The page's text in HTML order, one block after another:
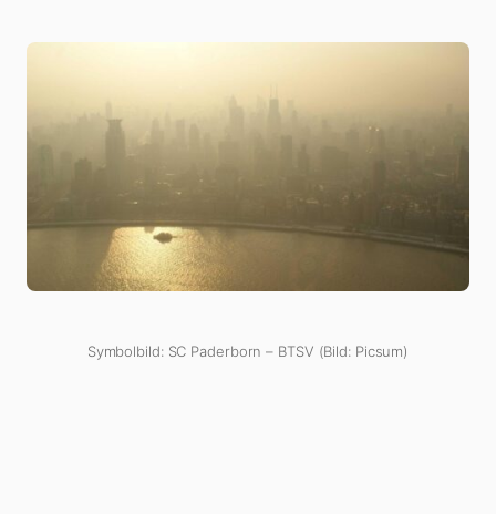
Symbolbild: SC Paderborn – BTSV (Bild: Picsum)